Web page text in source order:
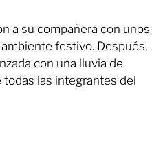
a su compañera con unos
festivo. Después,
con una lluvia de
las integrantes del